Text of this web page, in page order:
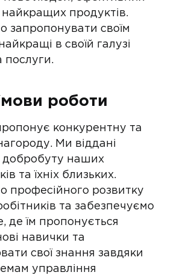
найкращих продуктів.
запропонувати своїм
в своїй галузі
послуги.
роботи
конкурентну та
Ми віддані
добробуту наших
та їхніх близьких.
професійного розвитку
та забезпечуємо
де їм пропонується
навички та
свої знання завдяки
управління